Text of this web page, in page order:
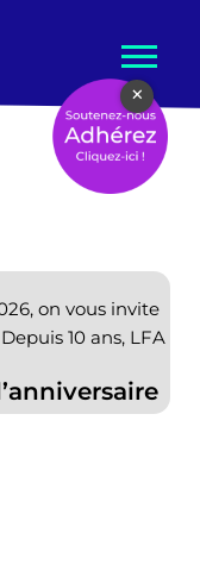
on vous invite
10 ans, LFA
×